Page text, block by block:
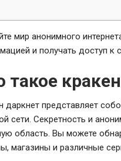
мир анонимного
и получать доступ к
такое
даркнет представляет
сети. Секретность и
область. Вы можете
магазины и различные